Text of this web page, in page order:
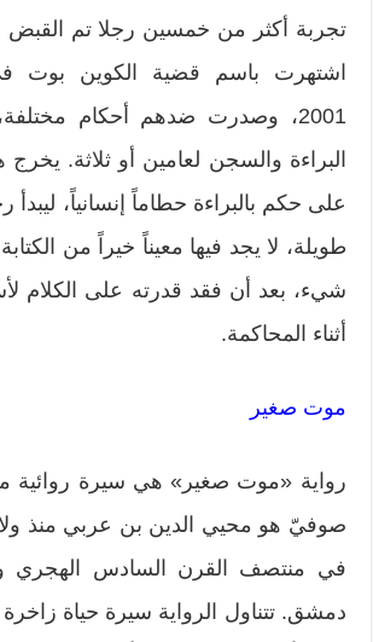
تجربة أكثر من خمسين رجلا تم
اشتهرت باسم قضية الكوين بوت
2001، وصدرت ضدهم أحكام
البراءة والسجن لعامين أو ثلاثة.
على حكم بالبراءة حطاماً إنسانياً،
طويلة، لا يجد فيها معيناً خيراً من
شيء، بعد أن فقد قدرته على الكلام
أثناء المحاكمة.
موت صغير
رواية «موت صغير» هي سيرة روائية
صوفيّ هو محيي الدين بن عربي منذ
في منتصف القرن السادس الهجري
دمشق. تتناول الرواية سيرة حياة زاخرة